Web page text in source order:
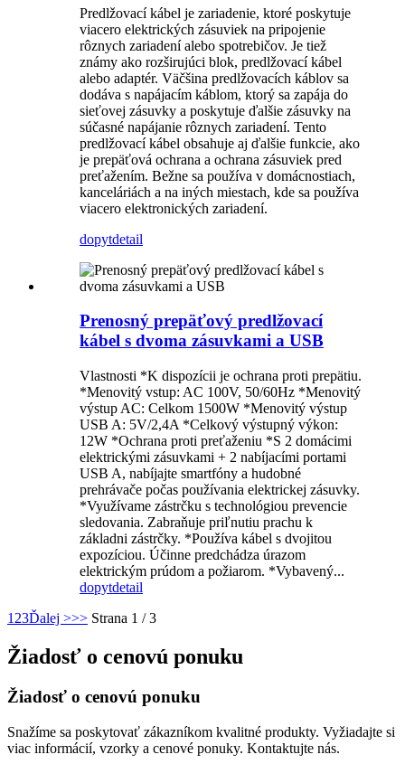
Predlžovací kábel je zariadenie, ktoré poskytuje
viacero elektrických zásuviek na pripojenie
rôznych zariadení alebo spotrebičov. Je tiež
známy ako rozširujúci blok, predlžovací kábel
alebo adaptér. Väčšina predlžovacích káblov sa
dodáva s napájacím káblom, ktorý sa zapája do
sieťovej zásuvky a poskytuje ďalšie zásuvky na
súčasné napájanie rôznych zariadení. Tento
predlžovací kábel obsahuje aj ďalšie funkcie, ako
je prepäťová ochrana a ochrana zásuviek pred
preťažením. Bežne sa používa v domácnostiach,
kanceláriách a na iných miestach, kde sa používa
viacero elektronických zariadení.
dopytdetail
Prenosný prepäťový predlžovací
kábel s dvoma zásuvkami a USB
Vlastnosti *K dispozícii je ochrana proti prepätiu.
*Menovitý vstup: AC 100V, 50/60Hz *Menovitý
výstup AC: Celkom 1500W *Menovitý výstup
USB A: 5V/2,4A *Celkový výstupný výkon:
12W *Ochrana proti preťaženiu *S 2 domácimi
elektrickými zásuvkami + 2 nabíjacími portami
USB A, nabíjajte smartfóny a hudobné
prehrávače počas používania elektrickej zásuvky.
*Využívame zástrčku s technológiou prevencie
sledovania. Zabraňuje priľnutiu prachu k
základni zástrčky. *Používa kábel s dvojitou
expozíciou. Účinne predchádza úrazom
elektrickým prúdom a požiarom. *Vybavený...
dopytdetail
1 23Ďalej >>> Strana 1 / 3
Žiadosť o cenovú ponuku
Žiadosť o cenovú ponuku
Snažíme sa poskytovať zákazníkom kvalitné produkty. Vyžiadajte si
viac informácií, vzorky a cenové ponuky. Kontaktujte nás.